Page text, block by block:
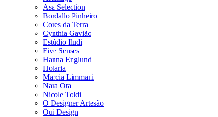
Asa Selection
Bordallo Pinheiro
Cores da Terra
Cynthia Gavião
Estúdio Iludi
Five Senses
Hanna Englund
Holaria
Marcia Limmani
Nara Ota
Nicole Toldi
O Designer Artesão
Oui Design